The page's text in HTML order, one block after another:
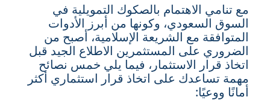
مع تنامي الاهتمام بالصكوك التمويلية في
السوق السعودي، وكونها من أبرز الأدوات
المتوافقة مع الشريعة الإسلامية، أصبح من
الضروري على المستثمرين الاطلاع الجيد قبل
اتخاذ قرار الاستثمار، فيما يلي خمس نصائح
مهمة تساعدك على اتخاذ قرار استثماري أكثر
أمانًا ووعيًا: